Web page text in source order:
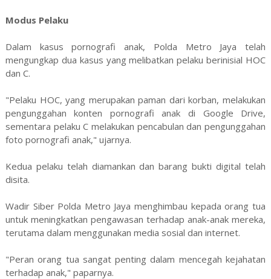
Modus Pelaku
Dalam kasus pornografi anak, Polda Metro Jaya telah
mengungkap dua kasus yang melibatkan pelaku berinisial HOC
dan C.
"Pelaku HOC, yang merupakan paman dari korban, melakukan
pengunggahan konten pornografi anak di Google Drive,
sementara pelaku C melakukan pencabulan dan pengunggahan
foto pornografi anak," ujarnya.
Kedua pelaku telah diamankan dan barang bukti digital telah
disita.
Wadir Siber Polda Metro Jaya menghimbau kepada orang tua
untuk meningkatkan pengawasan terhadap anak-anak mereka,
terutama dalam menggunakan media sosial dan internet.
"Peran orang tua sangat penting dalam mencegah kejahatan
terhadap anak," paparnya.